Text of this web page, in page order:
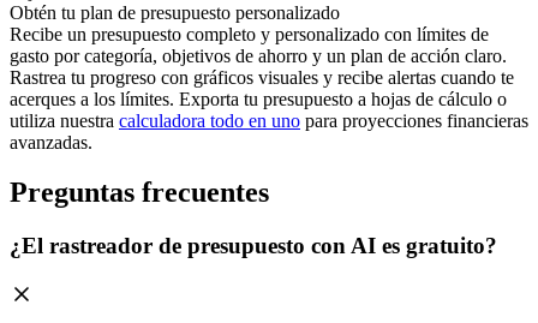
Obtén tu plan de presupuesto personalizado
Recibe un presupuesto completo y personalizado con límites de
gasto por categoría, objetivos de ahorro y un plan de acción claro.
Rastrea tu progreso con gráficos visuales y recibe alertas cuando te
acerques a los límites. Exporta tu presupuesto a hojas de cálculo o
utiliza nuestra calculadora todo en uno para proyecciones financieras
avanzadas.
Preguntas frecuentes
¿El rastreador de presupuesto con AI es gratuito?